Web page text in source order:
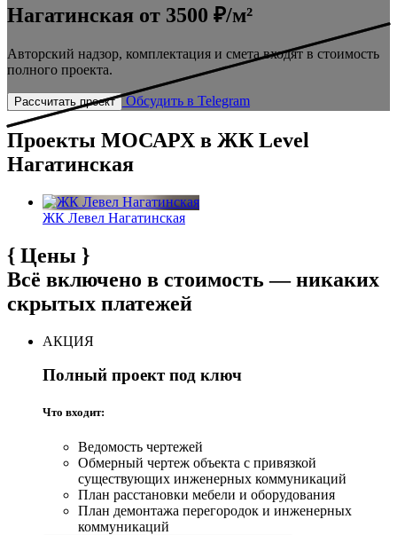
Нагатинская от 3500 ₽/м²
Авторский надзор, комплектация и смета входят в стоимость
полного проекта.
Рассчитать проект Обсудить в Telegram
Проекты МОСАРХ в ЖК Level
Нагатинская
ЖК Левел Нагатинская
{ Цены }
Всё включено в стоимость — никаких
скрытых платежей
АКЦИЯ
Полный проект под ключ
Что входит:
Ведомость чертежей
Обмерный чертеж объекта с привязкой
существующих инженерных коммуникаций
План расстановки мебели и оборудования
План демонтажа перегородок и инженерных
коммуникаций